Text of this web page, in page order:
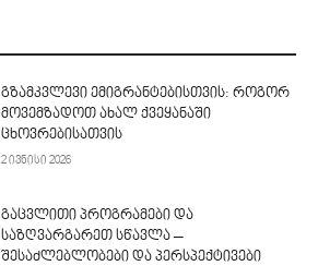
გზამკვლევი ემიგრანტებისთვის: როგორ
მოვემზადოთ ახალ ქვეყანაში
ცხოვრებისათვის
2 ივნისი 2026
გაცვლითი პროგრამები და
საზღვარგარეთ სწავლა –
შესაძლებლობები და პერსპექტივები